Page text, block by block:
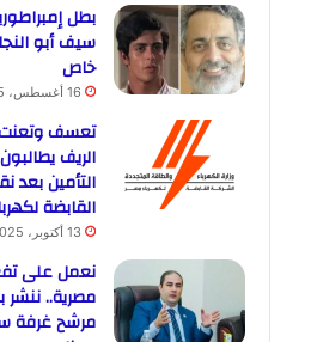
بطل
سيف أبو
خاص
16 أغسطس، 2025
تعسف
الريف
التأمين بعد
القابضة
13 أكتوبر، 2025
نعمل على
مصرية.. ننشر
مرشح غرفة